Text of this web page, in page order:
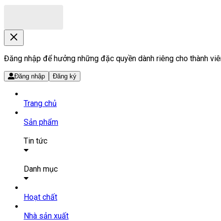
Đăng nhập để hưởng những đặc quyền dành riêng cho thành
Đăng nhập Đăng ký
Trang chủ
Sản phẩm
Tin tức
Tin tức
Danh mục
SẢN PHẨM THUỐC
Tất cả sản phẩm
Hoạt chất
Nhà sản xuất